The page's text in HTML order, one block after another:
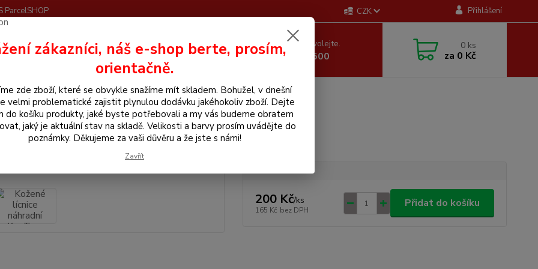
ParcelSHOP CZK Přihlášení
Hledat Nevíte si rady? Zavolejte.
+420 605 255 500
0 ks
za 0 Kč
pro koně Kožené lícnice náhradní KenTaur
lícnice náhradní KenTaur
200 Kč/ks
165 Kč bez DPH
Přidat do košíku
zákazníci, náš e-shop berte, prosím,
orientačně.
zde zboží, které se obvykle snažíme mít skladem. Bohužel, v dnešní
velmi problematické zajistit plynulou dodávku jakéhokoliv zboží. Dejte
do košíku produkty, jaké byste potřebovali a my vás budeme obratem
jaký je aktuální stav na skladě. Velikosti a barvy prosím uvádějte do
poznámky. Děkujeme za vaši důvěru a že jste s námi!
Zavřít